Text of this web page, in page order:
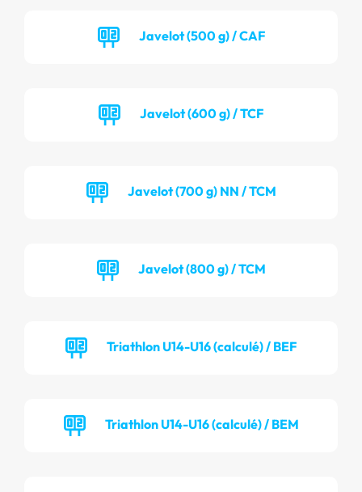
Javelot (500 g) / CAF
Javelot (600 g) / TCF
Javelot (700 g) NN / TCM
Javelot (800 g) / TCM
Triathlon U14-U16 (calculé) / BEF
Triathlon U14-U16 (calculé) / BEM